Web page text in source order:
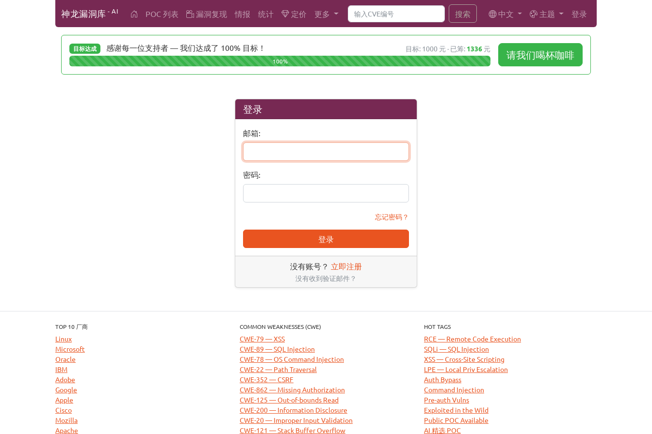
神龙漏洞库 - AI POC 列表 漏洞复现 情报 统计 定价 更多 搜索 中文 主题 登录
目标达成 感谢每一位支持者 — 我们达成了 100% 目标！ 目标: 1000 元 · 已筹: 1336 元
100%
请我们喝杯咖啡
登录
邮箱:
密码:
忘记密码？
登录
没有账号？ 立即注册
没有收到验证邮件？
TOP 10 厂商
Linux
Microsoft
Oracle
IBM
Adobe
Google
Apple
Cisco
Mozilla
Apache
COMMON WEAKNESSES (CWE)
CWE-79 — XSS
CWE-89 — SQL Injection
CWE-78 — OS Command Injection
CWE-22 — Path Traversal
CWE-352 — CSRF
CWE-862 — Missing Authorization
CWE-125 — Out-of-bounds Read
CWE-200 — Information Disclosure
CWE-20 — Improper Input Validation
CWE-121 — Stack Buffer Overflow
HOT TAGS
RCE — Remote Code Execution
SQLi — SQL Injection
XSS — Cross-Site Scripting
LPE — Local Priv Escalation
Auth Bypass
Command Injection
Pre-auth Vulns
Exploited in the Wild
Public POC Available
AI 精选 POC